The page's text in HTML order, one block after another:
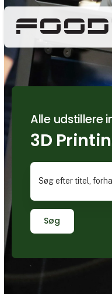
Alle udstillere
3D
Søg efter titel,
Søg